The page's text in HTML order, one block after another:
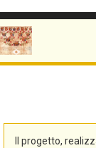
Il progetto,